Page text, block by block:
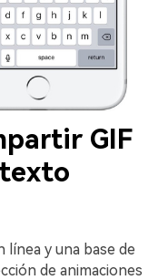
GIF
línea y una base de
de animaciones